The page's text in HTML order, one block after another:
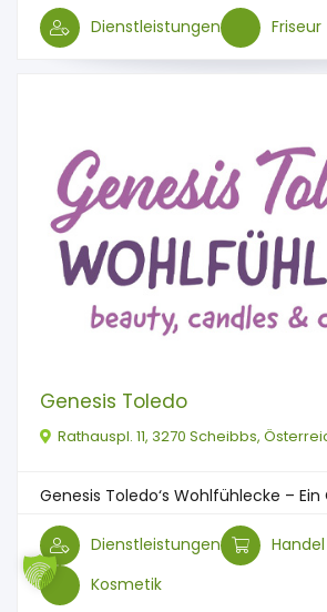
Dienstleistungen Friseur
Genesis Toledo
Rathauspl. 11, 3270 Scheibbs,
Genesis Toledo‘s Wohlfühlecke – Ein
Dienstleistungen
Handel
Kosmetik